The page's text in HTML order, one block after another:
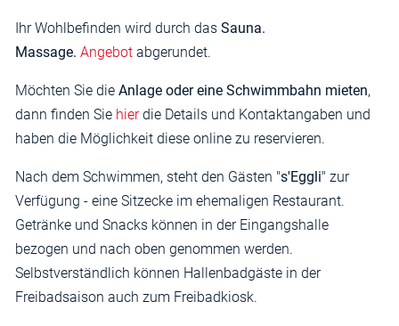
Ihr Wohlbefinden wird durch das Sauna.
Massage. Angebot abgerundet.
Möchten Sie die Anlage oder eine Schwimmbahn mieten,
dann finden Sie hierdie Details und Kontaktangaben und
haben die Möglichkeit diese online zu reservieren.
Nach dem Schwimmen, steht den Gästen "s'Eggli" zur
Verfügung - eine Sitzecke im ehemaligen Restaurant.
Getränke und Snacks können in der Eingangshalle
bezogen und nach oben genommen werden.
Selbstverständlich können Hallenbadgäste in der
Freibadsaison auch zum Freibadkiosk.